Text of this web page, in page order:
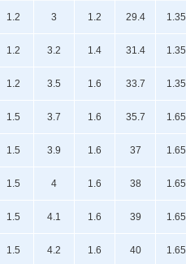
1.2 3 1.2 29.4 1.35
1.2 3.2 1.4 31.4 1.35
1.2 3.5 1.6 33.7 1.35
1.5 3.7 1.6 35.7 1.65
1.5 3.9 1.6 37 1.65
1.5 4 1.6 38 1.65
1.5 4.1 1.6 39 1.65
1.5 4.2 1.6 40 1.65